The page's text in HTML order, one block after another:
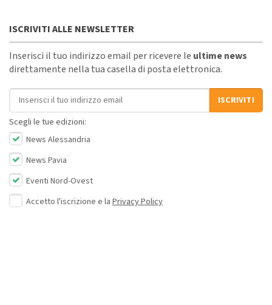
ISCRIVITI ALLE NEWSLETTER
Inserisci il tuo indirizzo email per ricevere le ultime news
direttamente nella tua casella di posta elettronica.
Indirizzo email
ISCRIVITI
Scegli le tue edizioni:
News Alessandria
News Pavia
Eventi Nord-Ovest
Accetto l'iscrizione e la Privacy Policy